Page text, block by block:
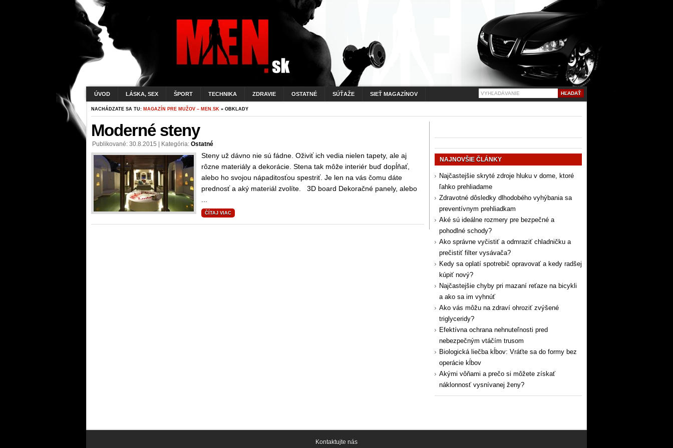
ÚVOD LÁSKA, SEX ŠPORT TECHNIKA ZDRAVIE OSTATNÉ SÚŤAŽE SIEŤ MAGAZÍNOV
NACHÁDZATE SA TU: MAGAZÍN PRE MUŽOV – MEN.SK » OBKLADY
Moderné steny
Publikované: 30.8.2015 | Kategória: Ostatné
Steny už dávno nie sú fádne. Oživiť ich vedia nielen tapety, ale aj
rôzne materiály a dekorácie. Stena tak môže interiér buď dopĺňať,
alebo ho svojou nápaditosťou spestriť. Je len na vás čomu dáte
prednosť a aký materiál zvolíte. 3D board Dekoračné panely, alebo
ČÍTAJ VIAC
NAJNOVŠIE ČLÁNKY
Najčastejšie skryté zdroje hluku v dome, ktoré
ľahko prehliadame
Zdravotné dôsledky dlhodobého vyhýbania sa
preventívnym prehliadkam
Aké sú ideálne rozmery pre bezpečné a
pohodlné schody?
Ako správne vyčistiť a odmraziť chladničku a
prečistiť filter vysávača?
Kedy sa oplatí spotrebič opravovať a kedy radšej
kúpiť nový?
Najčastejšie chyby pri mazaní reťaze na bicykli
a ako sa im vyhnúť
Ako vás môžu na zdraví ohroziť zvýšené
triglyceridy?
Efektívna ochrana nehnuteľnosti pred
nebezpečným vtáčím trusom
Biologická liečba kĺbov: Vráťte sa do formy bez
operácie kĺbov
Akými vôňami a prečo si môžete získať
náklonnosť vysnívanej ženy?
Kontaktujte nás